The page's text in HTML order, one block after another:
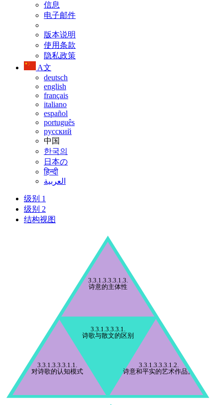
信息
电子邮件
版本说明
使用条款
隐私政策
A文
deutsch
english
français
italiano
español
português
русский
中国
한국의
日本の
हिन्दी
العربية
级别 1
级别 2
结构视图
3.3.1.3.3.3.1.
诗歌与散文的区别
3.3.1.3.3.3.1.1.
对诗歌的认知模式
3.3.1.3.3.3.1.2.
诗意和平实的艺术作品。
3.3.1.3.3.3.1.3.
诗意的主体性